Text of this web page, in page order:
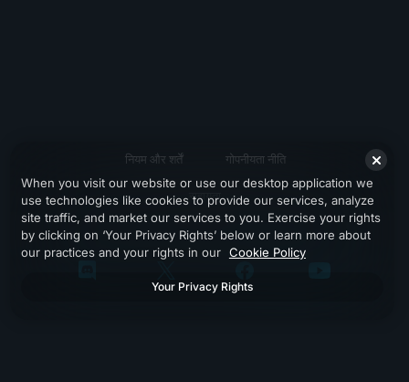
नियम और शर्तें गोपनीयता नीति
सहायता
When you visit our website or use our desktop application we
use technologies like cookies to provide our services, analyze
site traffic, and market our services to you. Exercise your rights
by clicking on ‘Your Privacy Rights’ below or learn more about
our practices and your rights in our Cookie Policy
Your Privacy Rights